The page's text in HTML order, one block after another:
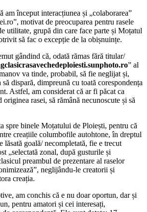
am început interacțiunea și „colaborarea”
motivat de preocuparea pentru rasele
utilitate, grupă din care face parte și Moțatul
să fac o excepție de la obișnuințe.
gândind că, odată rămas fără titular/
” al
va tinde, probabil, să fie neglijat și,
dispară, dimpreună cu toată corespondența
Astfel, am considerat că ar fi păcat ca
rasei, să rămână necunoscute și să
spre binele Moțatului de Ploiești, pentru că
creațiile columbofile autohtone, în dreptul
goală/ necompletată, fie e trecut
„selectată zonal, după gusturile și
preambul de prezentare al raselor
neglijându-le creatorii și
creația.
am conchis că e nu doar oportun, dar și
pentru amatori și cei interesați,